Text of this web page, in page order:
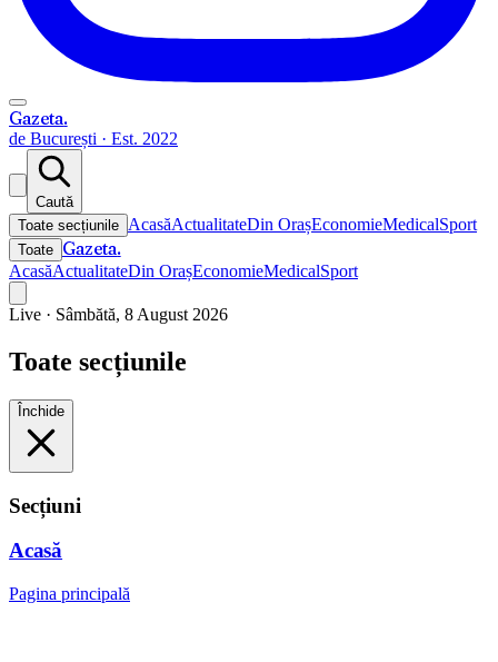
Gazeta.
de București · Est. 2022
Caută
Toate secțiunile AcasăActualitateDin OrașEconomieMedicalSport
Toate Gazeta.
AcasăActualitateDin OrașEconomieMedicalSport
Live · Sâmbătă, 8 August 2026
Toate secțiunile
Închide
Secțiuni
Acasă
Pagina principală